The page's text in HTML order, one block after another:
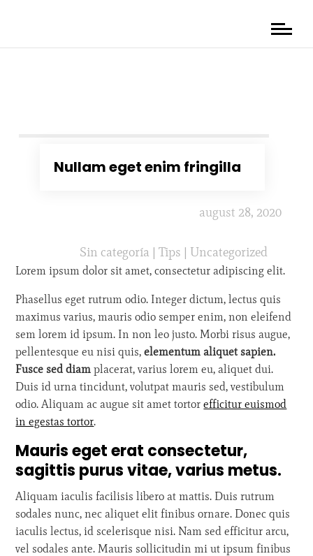
Nullam eget enim fringilla
august 28, 2020
Sin categoría |Tips | Uncategorized
Lorem ipsum dolor sit amet, consectetur adipiscing elit.
Phasellus eget rutrum odio. Integer dictum, lectus quis
maximus varius, mauris odio semper enim, non eleifend
sem lorem id ipsum. In non leo justo. Morbi risus augue,
pellentesque eu nisi quis,elementum aliquet sapien.
Fusce sed diam placerat, varius lorem eu, aliquet dui.
Duis id urna tincidunt, volutpat mauris sed, vestibulum
odio. Aliquam ac augue sit amet tortorefficitur euismod
in egestas tortor.
Mauris eget erat consectetur,
sagittis purus vitae, varius metus.
Aliquam iaculis facilisis libero at mattis. Duis rutrum
sodales nunc, nec aliquet elit finibus ornare. Donec quis
iaculis lectus, id scelerisque nisi. Nam sed efficitur arcu,
vel sodales ante. Mauris sollicitudin mi ut ipsum finibus